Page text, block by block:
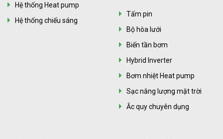
Hệ thống Heat pump
Hệ thống chiếu sáng
Tấm pin
Bộ hòa lưới
Biến tần bơm
Hybrid Inverter
Bơm nhiệt Heat pump
Sạc năng lượng mặt trời
Ắc quy chuyên dụng